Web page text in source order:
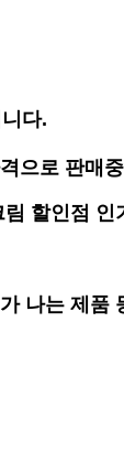
다.
으로 판매
할인점 인
나는 제품